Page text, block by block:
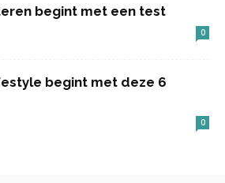
begint met een test
0
begint met deze 6
0